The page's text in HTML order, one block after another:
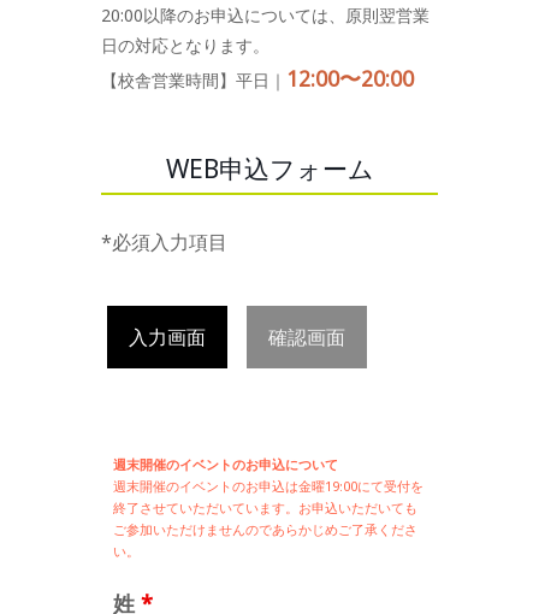
20:00以降のお申込については、原則翌営業
日の対応となります。
【校舎営業時間】平日｜ 12:00〜20:00
WEB申込フォーム
*必須入力項目
入力画面 確認画面
週末開催のイベントのお申込について
週末開催のイベントのお申込は金曜19:00にて受付を
終了させていただいています。お申込いただいても
ご参加いただけませんのであらかじめご了承くださ
い。
姓 *